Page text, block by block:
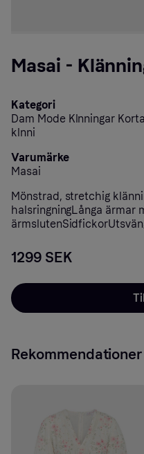
Masai -
Kategori
Dam Mode Klnningar Korta
klnni
Varumärke
Masai
Mönstrad, stretchig
halsringningLånga ärmar
1299 SEK
Rekommendationer